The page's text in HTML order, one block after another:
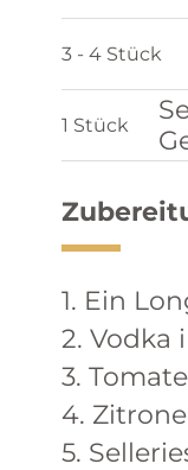
3 - 4 Stück
1 Stück
1. Ein
2. Vodka
3.
4.
5.